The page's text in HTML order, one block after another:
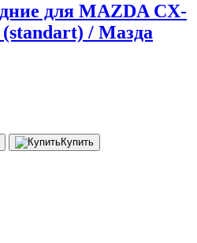
для MAZDA CX-
(standart) / Мазда
Купить